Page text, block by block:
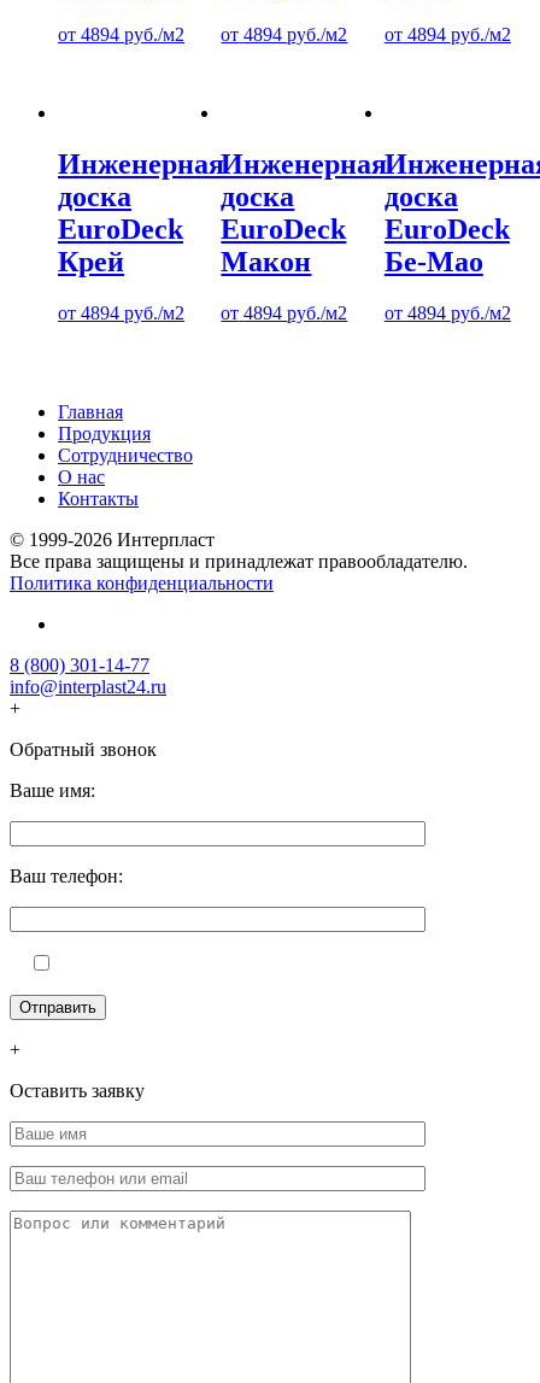
от 4894 руб./м2 от 4894руб./м2 от 4894 руб./м2
Инженерная
доска
EuroDeck
Крей
от 4894 руб./м2
Инженерная
доска
EuroDeck
Макон
от 4894руб./м2
доска
EuroDeck
Бе-Мао
от 4894 руб./м2
Главная
Продукция
Сотрудничество
О нас
Контакты
© 1999-2026 Интерпласт
Все права защищены и принадлежат правообладателю.
Политика конфиденциальности
8 (800) 301-14-77
info@interplast24.ru
+
Обратный звонок
Ваше имя:
Ваш телефон:
+
Оставить заявку